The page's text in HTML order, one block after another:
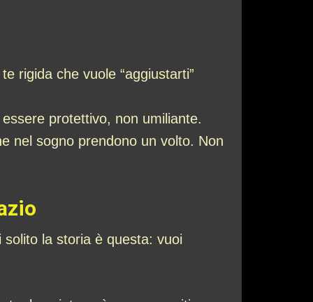
rigida che vuole “aggiustarti”
protettivo, non umiliante.
nel sogno prendono un volto. Non
la storia è questa: vuoi